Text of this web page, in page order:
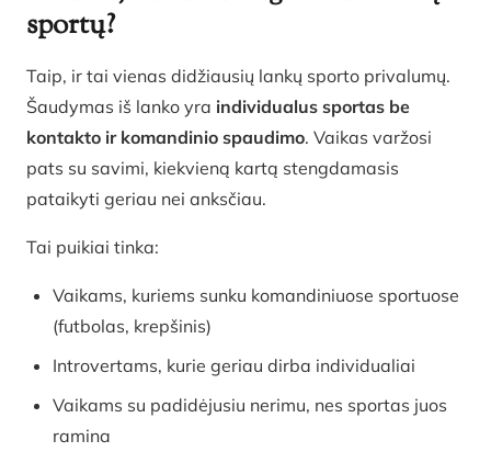
sportų?
Taip, ir tai vienas didžiausių lankų sporto privalumų.
Šaudymas iš lanko yra individualus sportas be
kontakto ir komandinio spaudimo. Vaikas varžosi
pats su savimi, kiekvieną kartą stengdamasis
pataikyti geriau nei anksčiau.
Tai puikiai tinka:
Vaikams, kuriems sunku komandiniuose sportuose
(futbolas, krepšinis)
Introvertams, kurie geriau dirba individualiai
Vaikams su padidėjusiu nerimu, nes sportas juos
ramina